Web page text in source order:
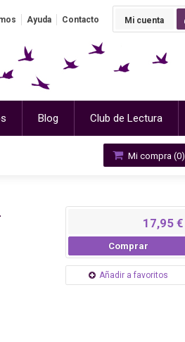
Mi cuenta
Ayuda Contacto
Blog Club de Lectura
Mi compra (0)
17,95 €
Comprar
Añadir a favoritos